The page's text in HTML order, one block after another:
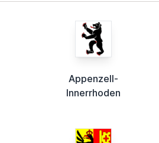
Appenzell-
Innerrhoden